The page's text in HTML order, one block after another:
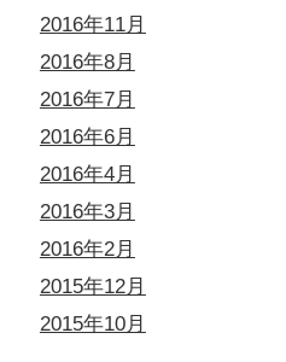
2016年11月
2016年8月
2016年7月
2016年6月
2016年4月
2016年3月
2016年2月
2015年12月
2015年10月